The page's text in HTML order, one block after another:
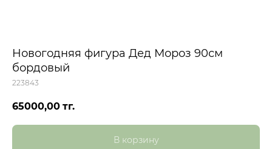
Новогодняя фигура Дед Мороз 90см
бордовый
223843
65000,00 тг.
В корзину